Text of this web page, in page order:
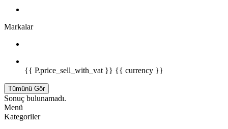
Markalar
{{ P.price_sell_with_vat }} {{ currency }}
Tümünü Gör
Sonuç bulunamadı.
Menü
Kategoriler